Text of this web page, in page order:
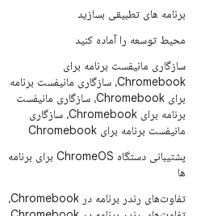
برنامه های تطبیقی ​​بسازید
محیط توسعه را آماده کنید
سازگاری مانیفست برنامه برای
Chromebook، سازگاری مانیفست برنامه
برای Chromebook، سازگاری مانیفست
برنامه برای Chromebook، سازگاری
مانیفست برنامه برای Chromebook
پشتیبانی دستگاه Chrome
OS برای برنامه
ها
تفاوت‌های رندر برنامه در Chromebook،